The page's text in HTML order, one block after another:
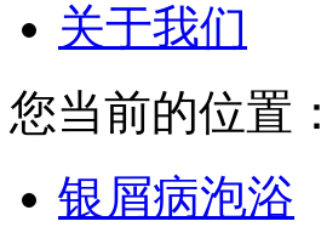
关于我们
您当前的位置：
银屑病泡浴